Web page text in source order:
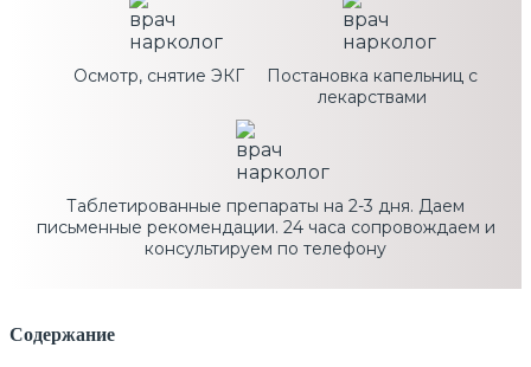
Осмотр, снятие ЭКГ
Постановка капельниц с
лекарствами
Таблетированные препараты на 2-3 дня. Даем
письменные рекомендации. 24 часа сопровождаем и
консультируем по телефону
Содержание